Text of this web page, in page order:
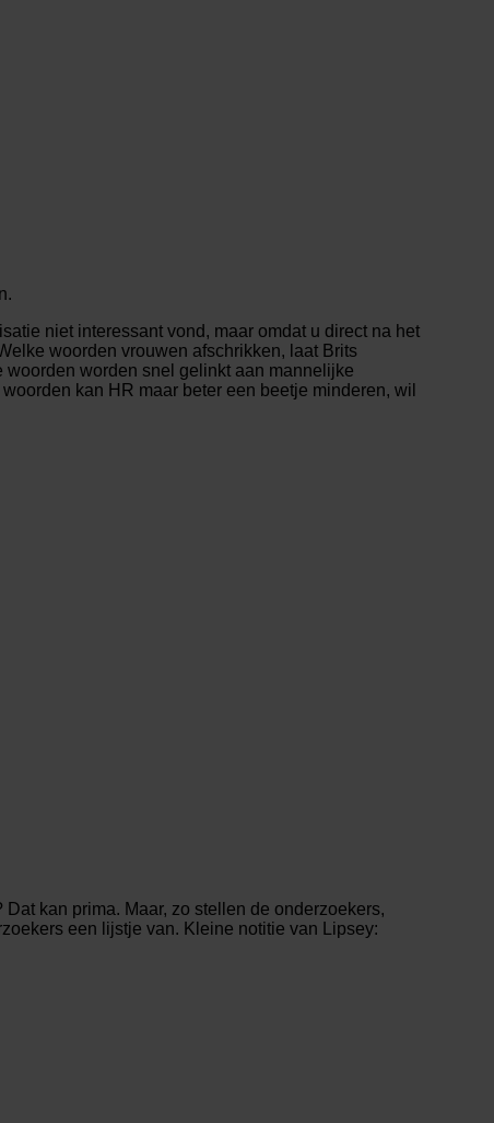
niet interessant vond, maar omdat u direct na het
woorden vrouwen afschrikken, laat Brits
woorden worden snel gelinkt aan mannelijke
kan HR maar beter een beetje minderen, wil
kan prima. Maar, zo stellen de onderzoekers,
een lijstje van. Kleine notitie van Lipsey: